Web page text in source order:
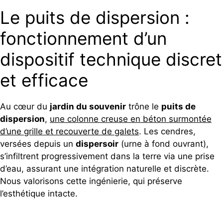
Le puits de dispersion :
fonctionnement d’un
dispositif technique discret
et efficace
Au cœur du jardin du souvenir trône le puits de
dispersion, une colonne creuse en béton surmontée
d’une grille et recouverte de galets. Les cendres,
versées depuis un dispersoir (urne à fond ouvrant),
s’infiltrent progressivement dans la terre via une prise
d’eau, assurant une intégration naturelle et discrète.
Nous valorisons cette ingénierie, qui préserve
l’esthétique intacte.